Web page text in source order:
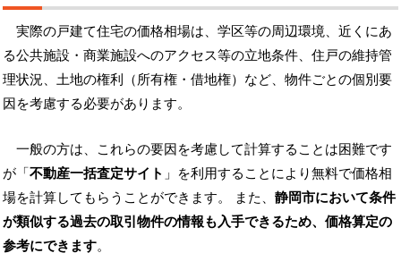
実際の戸建て住宅の価格相場は、学区等の周辺環境、近くにあ
る公共施設・商業施設へのアクセス等の立地条件、住戸の維持管
理状況、土地の権利（所有権・借地権）など、物件ごとの個別要
因を考慮する必要があります。
一般の方は、これらの要因を考慮して計算することは困難です
が「不動産一括査定サイト 」を利用することにより無料で価格相
場を計算してもらうことができます。 また、 静岡市において条件
が類似する過去の取引物件の情報も入手できるため、価格算定の
参考にできます。